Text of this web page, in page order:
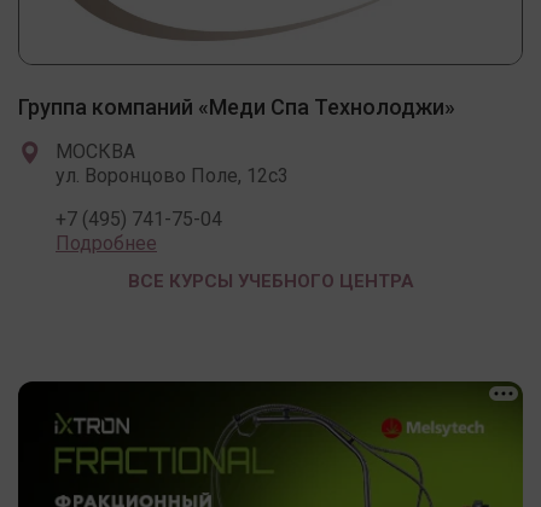
Группа компаний «Меди Спа Технолоджи»
МОСКВА
ул. Воронцово Поле, 12с3
+7 (495) 741-75-04
Подробнее
ВСЕ КУРСЫ УЧЕБНОГО ЦЕНТРА